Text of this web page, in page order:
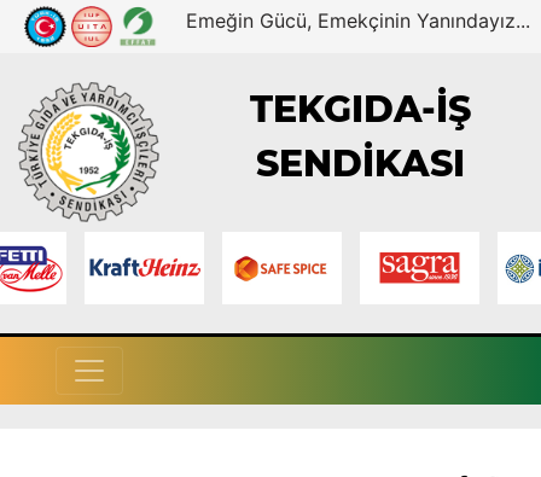
Emeğin Gücü, Emekçinin Yanındayız...
TEKGIDA-İŞ
SENDİKASI